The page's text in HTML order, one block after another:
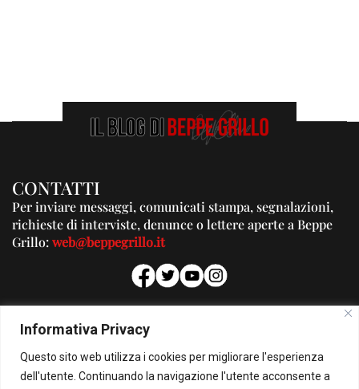
Informativa Privacy
Questo sito web utilizza i cookies per migliorare l'esperienza
dell'utente. Continuando la navigazione l'utente acconsente a
CONTATTI
Per inviare messaggi, comunicati stampa, segnalazioni,
richieste di interviste, denunce o lettere aperte a Beppe
Grillo:web@beppegrillo.it
PUBBLICITA'
Per la tua pubblicità su questo Blog:
pubblicita@beppegrillo.it